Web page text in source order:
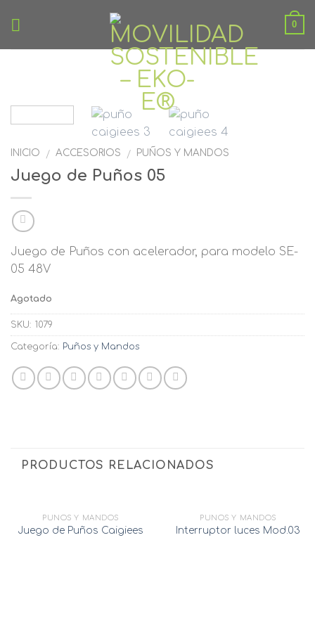
0
INICIO / ACCESORIOS / PUÑOS Y MANDOS
Juego de Puños 05
Juego de Puños con acelerador, para modelo SE-
05 48V
Agotado
SKU: 1079
Categoría: Puños y Mandos
PRODUCTOS RELACIONADOS
AGOTADO
PUÑOS Y MANDOS
Juego de Puños Caigiees
PUÑOS Y MANDOS
Interruptor luces Mod.03